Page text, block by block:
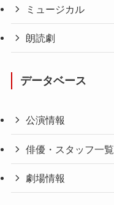
ミュージカル
朗読劇
データベース
公演情報
俳優・スタッフ一覧
劇場情報